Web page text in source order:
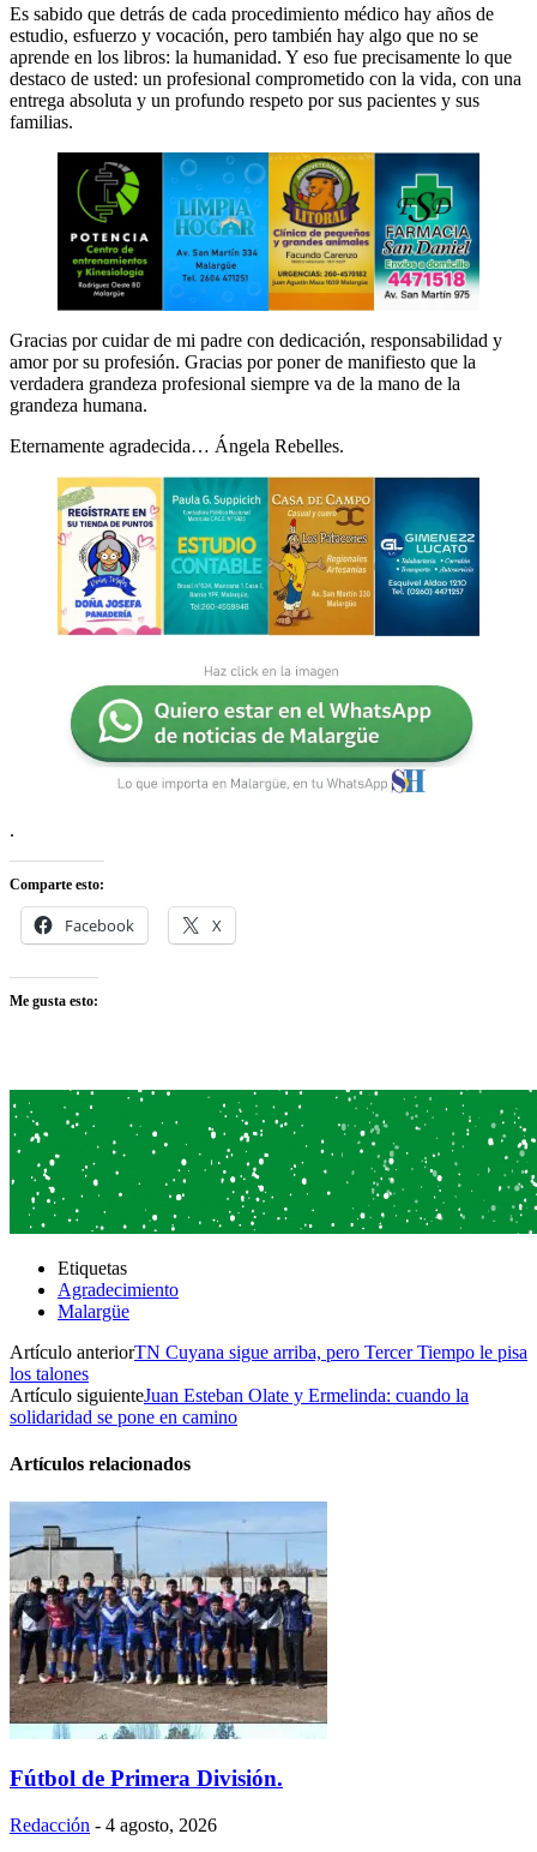
Es sabido que detrás de cada procedimiento médico hay años de
estudio, esfuerzo y vocación, pero también hay algo que no se
aprende en los libros: la humanidad. Y eso fue precisamente lo que
destaco de usted: un profesional comprometido con la vida, con una
entrega absoluta y un profundo respeto por sus pacientes y sus
familias.
Gracias por cuidar de mi padre con dedicación, responsabilidad y
amor por su profesión. Gracias por poner de manifiesto que la
verdadera grandeza profesional siempre va de la mano de la
grandeza humana.
Eternamente agradecida… Ángela Rebelles.
.
Comparte esto:
Facebook X
Me gusta esto:
Etiquetas
Agradecimiento
Malargüe
Artículo anteriorTN Cuyana sigue arriba, pero Tercer Tiempo le pisa
los talones
Artículo siguienteJuan Esteban Olate y Ermelinda: cuando la
solidaridad se pone en camino
Artículos relacionados
Fútbol de Primera División.
Redacción - 4 agosto, 2026